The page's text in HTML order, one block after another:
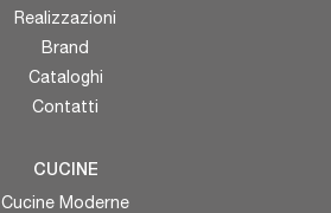
Realizzazioni
Brand
Cataloghi
Contatti
CUCINE
Cucine Moderne